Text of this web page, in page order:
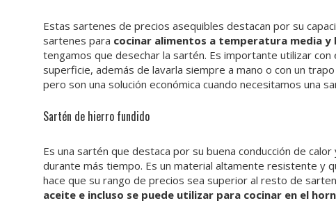
Estas sartenes de precios asequibles destacan por su
sartenes para cocinar alimentos a temperatura media y
tengamos que desechar la sartén. Es importante utilizar
superficie, además de lavarla siempre a mano o con un
pero son una solución económica cuando necesitamos una
Sartén de hierro fundido
Es una sartén que destaca por su buena conducción de
durante más tiempo. Es un material altamente resistente y
hace que su rango de precios sea superior al resto de
aceite e incluso se puede utilizar para cocinar en el